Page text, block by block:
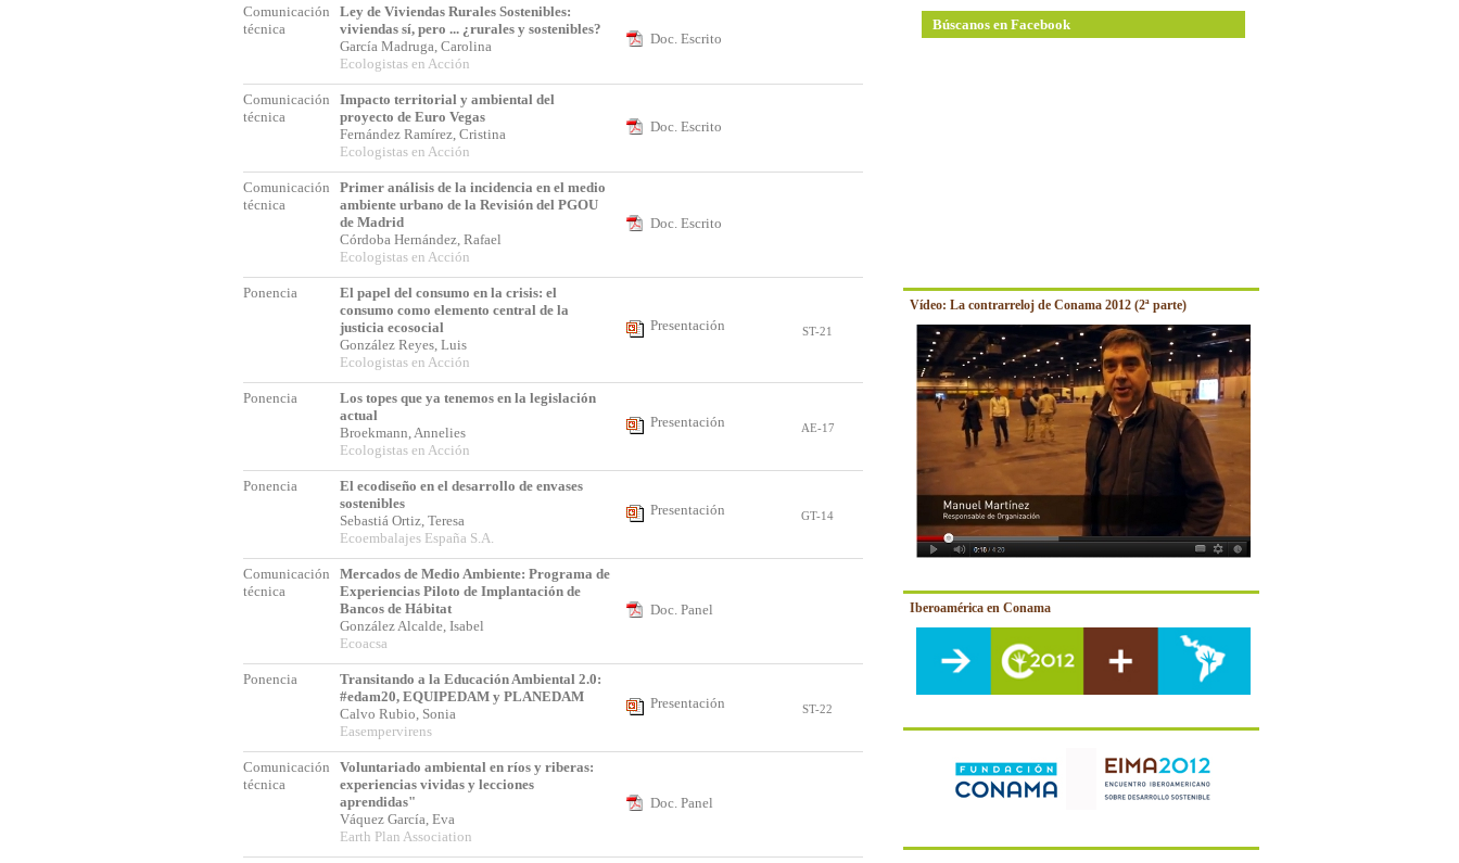
Búscanos en Facebook
Vídeo: La contrarreloj de Conama 2012 (2ª parte)
Iberoamérica en Conama
Comunicación
técnica
Ley de Viviendas Rurales Sostenibles:
viviendas sí, pero ... ¿rurales y sostenibles?
García Madruga, Carolina
Ecologistas en Acción
Doc. Escrito
Comunicación
técnica
Impacto territorial y ambiental del
proyecto de Euro Vegas
Fernández Ramírez, Cristina
Ecologistas en Acción
Doc. Escrito
Comunicación
técnica
Primer análisis de la incidencia en el medio
ambiente urbano de la Revisión del PGOU
de Madrid
Córdoba Hernández, Rafael
Ecologistas en Acción
Doc. Escrito
Ponencia
El papel del consumo en la crisis: el
consumo como elemento central de la
justicia ecosocial
González Reyes, Luis
Ecologistas en Acción
Presentación ST-21
Ponencia
Los topes que ya tenemos en la legislación
actual
Broekmann, Annelies
Ecologistas en Acción
Presentación AE-17
Ponencia
El ecodiseño en el desarrollo de envases
sostenibles
Sebastiá Ortiz, Teresa
Ecoembalajes España S.A.
Presentación GT-14
Comunicación
técnica
Mercados de Medio Ambiente: Programa de
Experiencias Piloto de Implantación de
Bancos de Hábitat
González Alcalde, Isabel
Ecoacsa
Doc. Panel
Ponencia
Transitando a la Educación Ambiental 2.0:
#edam20, EQUIPEDAM y PLANEDAM
Calvo Rubio, Sonia
Easempervirens
Presentación ST-22
Comunicación
técnica
Voluntariado ambiental en ríos y riberas:
experiencias vividas y lecciones
aprendidas"
Váquez García, Eva
Earth Plan Association
Doc. Panel